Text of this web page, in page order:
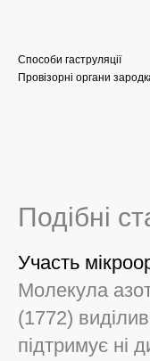
Способи гаструляції
Провізорні органи
Подібні
Участь
Молекула
(1772)
підтримує ні